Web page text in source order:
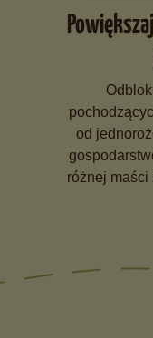
od
różnej